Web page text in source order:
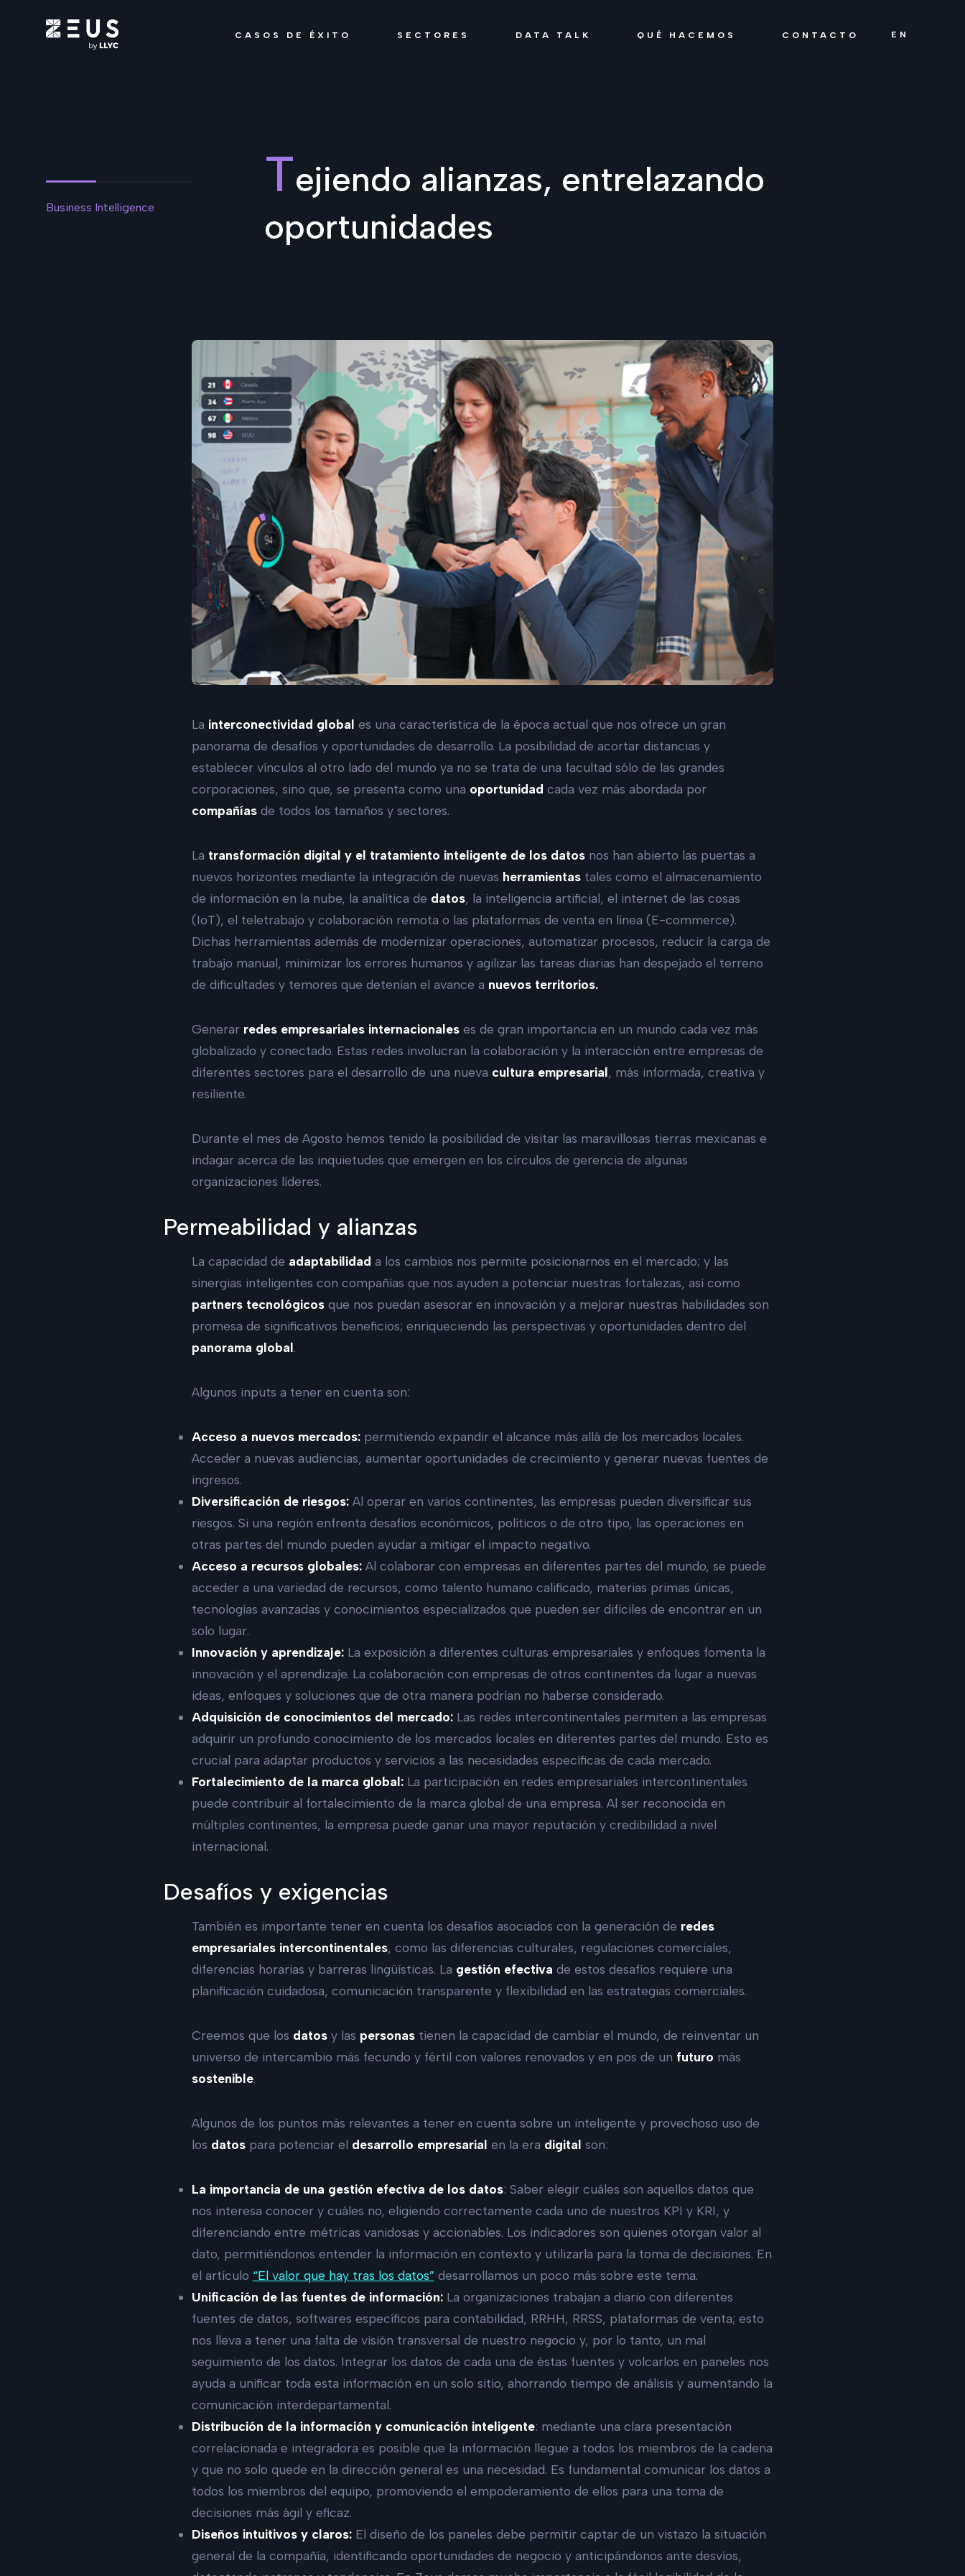
CASOS DE ÉXITO SECTORES DATA TALK QUÉ HACEMOS CONTACTO EN
Business Intelligence
Tejiendo alianzas, entrelazando
oportunidades
La interconectividad global es una característica de la época actual que nos ofrece un gran
panorama de desafíos y oportunidades de desarrollo. La posibilidad de acortar distancias y
establecer vínculos al otro lado del mundo ya no se trata de una facultad sólo de las grandes
corporaciones, sino que, se presenta como una oportunidad cada vez más abordada por
compañías de todos los tamaños y sectores.
La transformación digital y el tratamiento inteligente de los datosnos han abierto las puertas a
nuevos horizontes mediante la integración de nuevas herramientas tales como el almacenamiento
de información en la nube, la analítica de datos, la inteligencia artificial, el internet de las cosas
(IoT), el teletrabajo y colaboración remota o las plataformas de venta en línea (E-commerce).
Dichas herramientas además de modernizar operaciones, automatizar procesos, reducir la carga de
trabajo manual, minimizar los errores humanos y agilizar las tareas diarias han despejado el terreno
de dificultades y temores que detenían el avance a nuevos territorios.
Generar redes empresarialesinternacionales es de gran importancia en un mundo cada vez más
globalizado y conectado. Estas redes involucran la colaboración y la interacción entre empresas de
diferentes sectores para el desarrollo de una nueva cultura empresarial, más informada, creativa y
resiliente.
Durante el mes de Agosto hemos tenido la posibilidad de visitar las maravillosas tierras mexicanas e
indagar acerca de las inquietudes que emergen en los círculos de gerencia de algunas
organizaciones líderes.
Permeabilidad y alianzas
La capacidad de adaptabilidad a los cambios nos permite posicionarnos en el mercado; y las
sinergias inteligentes con compañías que nos ayuden a potenciar nuestras fortalezas, así como
partners tecnológicosque nos puedan asesorar en innovación y a mejorar nuestras habilidades son
promesa de significativos beneficios; enriqueciendo las perspectivas y oportunidades dentro del
panorama global.
Algunos inputs a tener en cuenta son:
Acceso a nuevos mercados:permitiendo expandir el alcance más allá de los mercados locales.
Acceder a nuevas audiencias, aumentar oportunidades de crecimiento y generar nuevas fuentes de
ingresos.
Diversificación de riesgos:Al operar en varios continentes, las empresas pueden diversificar sus
riesgos. Si una región enfrenta desafíos económicos, políticos o de otro tipo, las operaciones en
otras partes del mundo pueden ayudar a mitigar el impacto negativo.
Acceso a recursos globales:Al colaborar con empresas en diferentes partes del mundo, se puede
acceder a una variedad de recursos, como talento humano calificado, materias primas únicas,
tecnologías avanzadas y conocimientos especializados que pueden ser difíciles de encontrar en un
solo lugar.
Innovación y aprendizaje:La exposición a diferentes culturas empresariales y enfoques fomenta la
innovación y el aprendizaje. La colaboración con empresas de otros continentes da lugar a nuevas
ideas, enfoques y soluciones que de otra manera podrían no haberse considerado.
Adquisición de conocimientos del mercado:Las redes intercontinentales permiten a las empresas
adquirir un profundo conocimiento de los mercados locales en diferentes partes del mundo. Esto es
crucial para adaptar productos y servicios a las necesidades específicas de cada mercado.
Fortalecimiento de la marca global:La participación en redes empresariales intercontinentales
puede contribuir al fortalecimiento de la marca global de una empresa. Al ser reconocida en
múltiples continentes, la empresa puede ganar una mayor reputación y credibilidad a nivel
internacional.
Desafíos y exigencias
También es importante tener en cuenta los desafíos asociados con la generación de redes
empresariales intercontinentales, como las diferencias culturales, regulaciones comerciales,
diferencias horarias y barreras lingüísticas. La gestión efectiva de estos desafíos requiere una
planificación cuidadosa, comunicación transparente y flexibilidad en las estrategias comerciales.
Creemos que los datos y las personastienen la capacidad de cambiar el mundo, de reinventar un
universo de intercambio más fecundo y fértil con valores renovados y en pos de un futuro más
sostenible.
Algunos de los puntos más relevantes a tener en cuenta sobre un inteligente y provechoso uso de
los datos para potenciar el desarrollo empresarial en la era digital son:
La importancia de una gestión efectiva de los datos: Saber elegir cuáles son aquellos datos que
nos interesa conocer y cuáles no, eligiendo correctamente cada uno de nuestros KPI y KRI, y
diferenciando entre métricas vanidosas y accionables. Los indicadores son quienes otorgan valor al
dato, permitiéndonos entender la información en contexto y utilizarla para la toma de decisiones. En
el artículo “El valor que hay tras los datos” desarrollamos un poco más sobre este tema.
Unificación de las fuentes de información:La organizaciones trabajan a diario con diferentes
fuentes de datos, softwares específicos para contabilidad, RRHH, RRSS, plataformas de venta; esto
nos lleva a tener una falta de visión transversal de nuestro negocio y, por lo tanto, un mal
seguimiento de los datos. Integrar los datos de cada una de éstas fuentes y volcarlos en paneles nos
ayuda a unificar toda esta información en un solo sitio, ahorrando tiempo de análisis y aumentando la
comunicación interdepartamental.
Distribución de la información y comunicación inteligente: mediante una clara presentación
correlacionada e integradora es posible que la información llegue a todos los miembros de la cadena
y que no solo quede en la dirección general es una necesidad. Es fundamental comunicar los datos a
todos los miembros del equipo, promoviendo el empoderamiento de ellos para una toma de
decisiones más ágil y eficaz.
Diseños intuitivos y claros:El diseño de los paneles debe permitir captar de un vistazo la situación
general de la compañía, identificando oportunidades de negocio y anticipándonos ante desvíos,